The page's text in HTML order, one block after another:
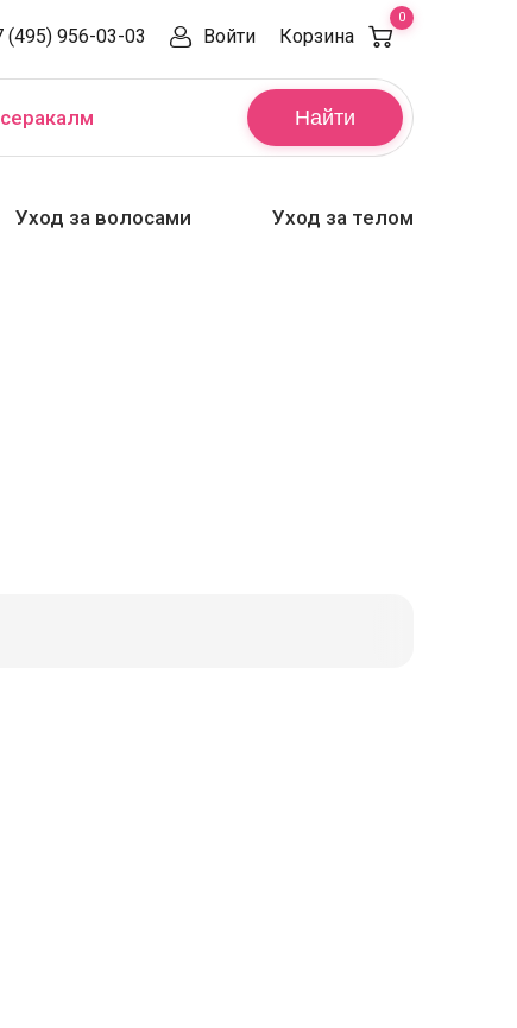
(495) 956-03-03 Войти Корзина
0
Найти
Уход за волосами Уход за телом